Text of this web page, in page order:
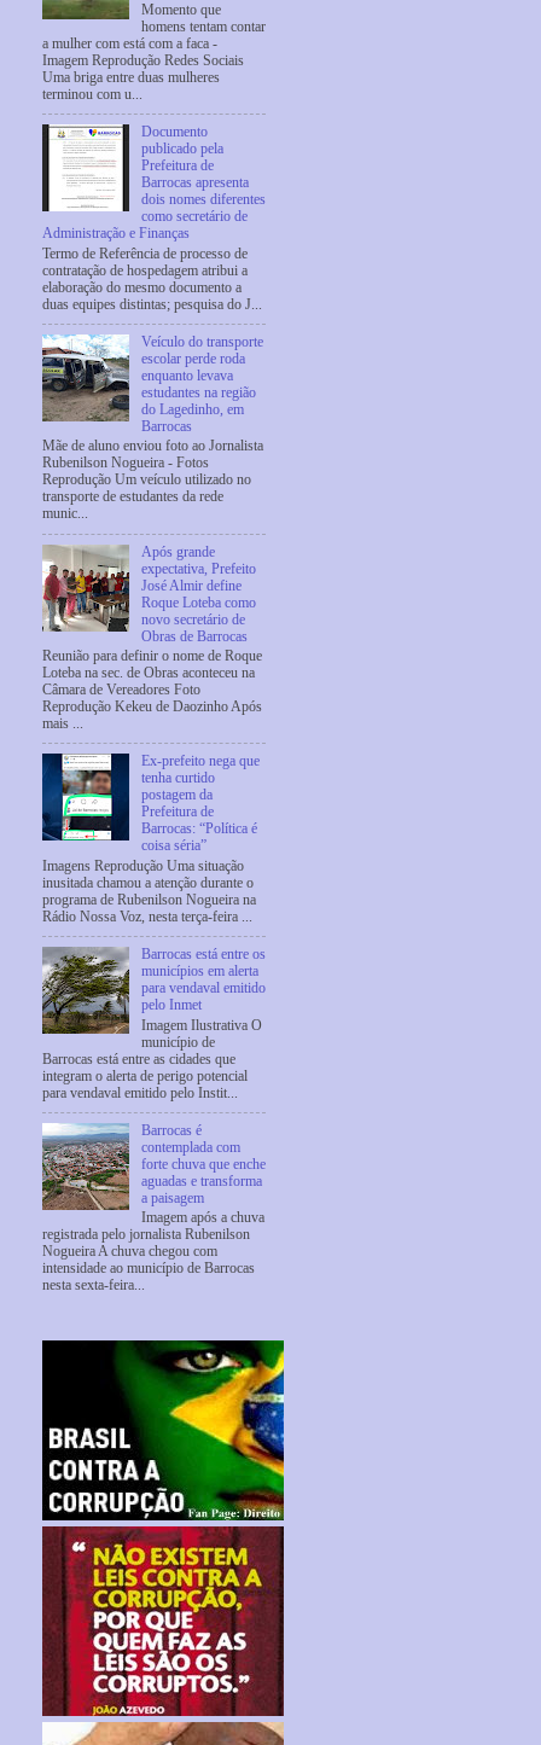
Momento que
homens tentam contar
a mulher com está com a faca -
Imagem Reprodução Redes Sociais
Uma briga entre duas mulheres
terminou com u...
Documento
publicado pela
Prefeitura de
Barrocas apresenta
dois nomes diferentes
como secretário de
Administração e Finanças
Termo de Referência de processo de
contratação de hospedagem atribui a
elaboração do mesmo documento a
duas equipes distintas; pesquisa do J...
Veículo do transporte
escolar perde roda
enquanto levava
estudantes na região
do Lagedinho, em
Barrocas
Mãe de aluno enviou foto ao Jornalista
Rubenilson Nogueira - Fotos
Reprodução Um veículo utilizado no
transporte de estudantes da rede
munic...
Após grande
expectativa, Prefeito
José Almir define
Roque Loteba como
novo secretário de
Obras de Barrocas
Reunião para definir o nome de Roque
Loteba na sec. de Obras aconteceu na
Câmara de Vereadores Foto
Reprodução Kekeu de Daozinho Após
mais ...
Ex-prefeito nega que
tenha curtido
postagem da
Prefeitura de
Barrocas: “Política é
coisa séria”
Imagens Reprodução Uma situação
inusitada chamou a atenção durante o
programa de Rubenilson Nogueira na
Rádio Nossa Voz, nesta terça-feira ...
Barrocas está entre os
municípios em alerta
para vendaval emitido
pelo Inmet
Imagem Ilustrativa O
município de
Barrocas está entre as cidades que
integram o alerta de perigo potencial
para vendaval emitido pelo Instit...
Barrocas é
contemplada com
forte chuva que enche
aguadas e transforma
a paisagem
Imagem após a chuva
registrada pelo jornalista Rubenilson
Nogueira A chuva chegou com
intensidade ao município de Barrocas
nesta sexta-feira...